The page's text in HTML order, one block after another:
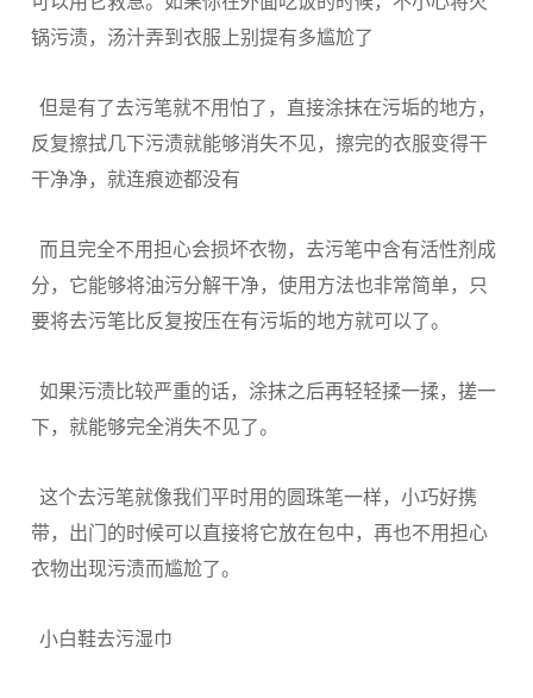
锅污渍，汤汁弄到衣服上别提有多尴尬了
但是有了去污笔就不用怕了，直接涂抹在污垢的地方，
反复擦拭几下污渍就能够消失不见，擦完的衣服变得干
干净净，就连痕迹都没有
而且完全不用担心会损坏衣物，去污笔中含有活性剂成
分，它能够将油污分解干净，使用方法也非常简单，只
要将去污笔比反复按压在有污垢的地方就可以了。
如果污渍比较严重的话，涂抹之后再轻轻揉一揉，搓一
下，就能够完全消失不见了。
这个去污笔就像我们平时用的圆珠笔一样，小巧好携
带，出门的时候可以直接将它放在包中，再也不用担心
衣物出现污渍而尴尬了。
小白鞋去污湿巾